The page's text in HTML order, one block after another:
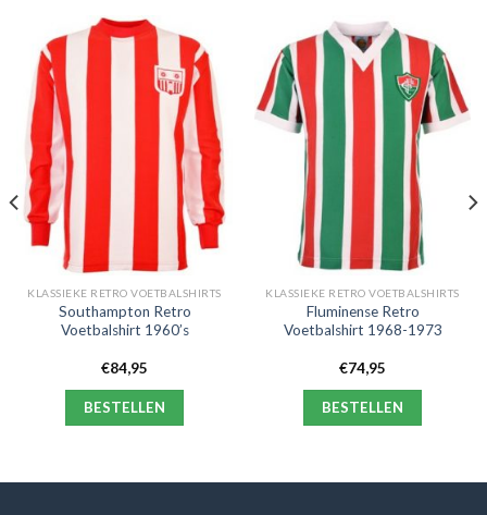
KLASSIEKE RETRO VOETBALSHIRTS
Southampton Retro
Voetbalshirt 1960’s
€84,95
BESTELLEN
KLASSIEKE RETRO VOETBALSHIRTS
Fluminense Retro
Voetbalshirt 1968-1973
€74,95
BESTELLEN